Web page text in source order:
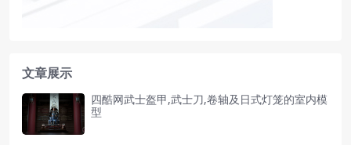
文章展示
四酷网武士盔甲,武士刀,卷轴及日式灯笼的室内模
型